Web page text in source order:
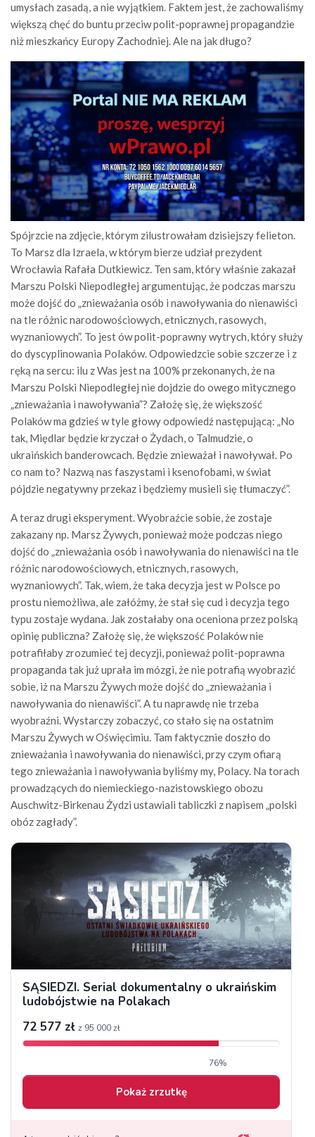
umysłach zasadą, a nie wyjątkiem. Faktem jest, że zachowaliśmy
większą chęć do buntu przeciw polit-poprawnej propagandzie
niż mieszkańcy Europy Zachodniej. Ale na jak długo?
Spójrzcie na zdjęcie, którym zilustrowałam dzisiejszy felieton.
To Marsz dla Izraela, w którym bierze udział prezydent
Wrocławia Rafała Dutkiewicz. Ten sam, który właśnie zakazał
Marszu Polski Niepodległej argumentując, że podczas marszu
może dojść do „znieważania osób i nawoływania do nienawiści
na tle różnic narodowościowych, etnicznych, rasowych,
wyznaniowych”. To jest ów polit-poprawny wytrych, który służy
do dyscyplinowania Polaków. Odpowiedzcie sobie szczerze i z
ręką na sercu: ilu z Was jest na 100% przekonanych, że na
Marszu Polski Niepodległej nie dojdzie do owego mitycznego
„znieważania i nawoływania”? Założę się, że większość
Polaków ma gdzieś w tyle głowy odpowiedź następującą: „No
tak, Międlar będzie krzyczał o Żydach, o Talmudzie, o
ukraińskich banderowcach. Będzie znieważał i nawoływał. Po
co nam to? Nazwą nas faszystami i ksenofobami, w świat
pójdzie negatywny przekaz i będziemy musieli się tłumaczyć”.
A teraz drugi eksperyment. Wyobraźcie sobie, że zostaje
zakazany np. Marsz Żywych, ponieważ może podczas niego
dojść do „znieważania osób i nawoływania do nienawiści na tle
różnic narodowościowych, etnicznych, rasowych,
wyznaniowych”. Tak, wiem, że taka decyzja jest w Polsce po
prostu niemożliwa, ale załóżmy, że stał się cud i decyzja tego
typu zostaje wydana. Jak zostałaby ona oceniona przez polską
opinię publiczna? Założę się, że większość Polaków nie
potrafiłaby zrozumieć tej decyzji, ponieważ polit-poprawna
propaganda tak już uprała im mózgi, że nie potrafią wyobrazić
sobie, iż na Marszu Żywych może dojść do „znieważania i
nawoływania do nienawiści”. A tu naprawdę nie trzeba
wyobraźni. Wystarczy zobaczyć, co stało się na ostatnim
Marszu Żywych w Oświęcimiu. Tam faktycznie doszło do
znieważania i nawoływania do nienawiści, przy czym ofiarą
tego znieważania i nawoływania byliśmy my, Polacy. Na torach
prowadzących do niemieckiego-nazistowskiego obozu
Auschwitz-Birkenau Żydzi ustawiali tabliczki z napisem „polski
obóz zagłady”.